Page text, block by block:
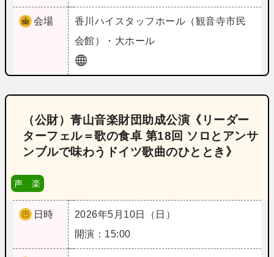
会場 香川 ハイスタッフホール（観音寺市民
会館）・大ホール
（公財）青山音楽財団助成公演《リーダー
ターフェル＝歌の食卓 第18回 ソロとアンサ
ンブルで味わうドイツ歌曲のひととき》
声 楽
日時
2026年5月10日（日）
開演：15:00